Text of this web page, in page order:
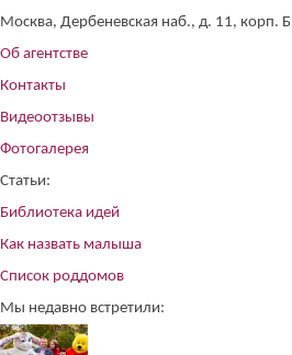
Москва, Дербеневская наб., д. 11, корп. Б
Об агентстве
Контакты
Видеоотзывы
Фотогалерея
Статьи:
Библиотека идей
Как назвать малыша
Список роддомов
Мы недавно встретили: